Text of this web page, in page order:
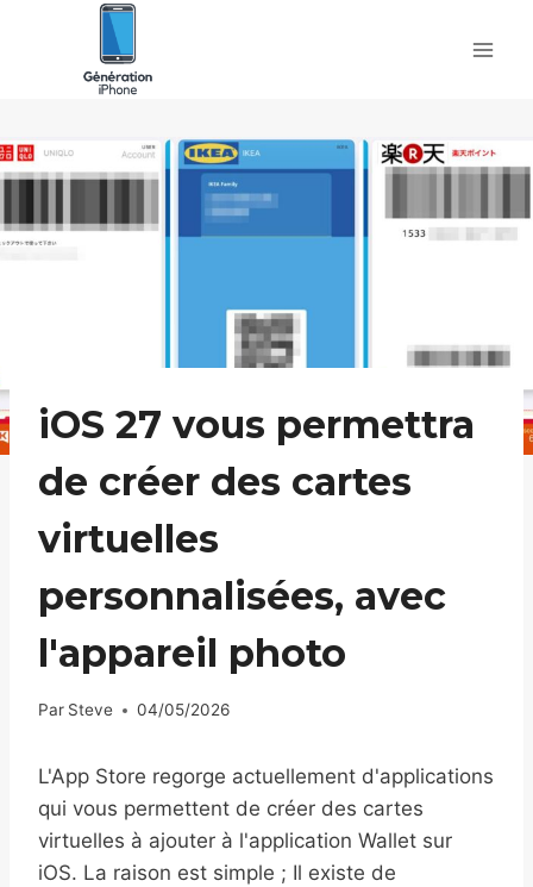
iOS 27 vous permettra
de créer des cartes
virtuelles
personnalisées, avec
l'appareil photo
Par Steve 04/05/2026
L'App Store regorge actuellement d'applications
qui vous permettent de créer des cartes
virtuelles à ajouter à l'application Wallet sur
iOS. La raison est simple ; Il existe de